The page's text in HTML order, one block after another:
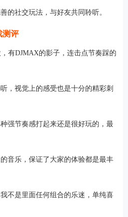
的社交玩法，与好友共同聆听。
测评
有DJMAX的影子，连击点节奏踩的
，视觉上的感受也是十分的精彩刺
强节奏感打起来还是很好玩的，最
音乐，保证了大家的体验都是最丰
不是里面任何组合的乐迷，单纯喜